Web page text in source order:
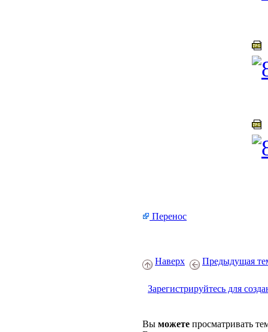
Перенос
Наверх Предыдущая
Зарегистрируйтесь для
Вы можете просматривать